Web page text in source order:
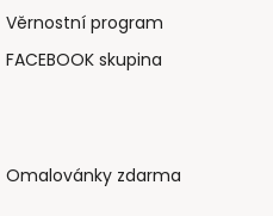
Věrnostní program
FACEBOOK skupina
Omalovánky zdarma